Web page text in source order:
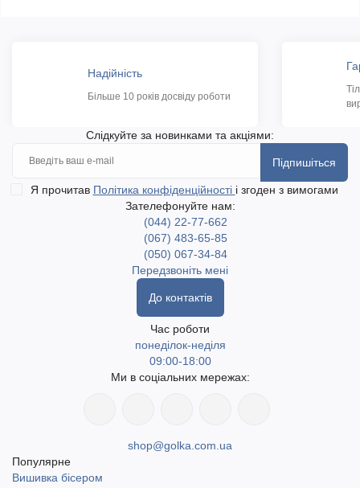
Надійність
Більше 10 років досвіду роботи
Слідкуйте за новинками та акціями:
Підпишіться
Я прочитав Політика конфіденційності і згоден з вимогами
Зателефонуйте нам:
(044) 22-77-662
(067) 483-65-85
(050) 067-34-84
Передзвоніть мені
До контактів
Час роботи
понеділок-неділя
09:00-18:00
Ми в соціальних мережах:
shop@golka.com.ua
Популярне
Вишивка бісером